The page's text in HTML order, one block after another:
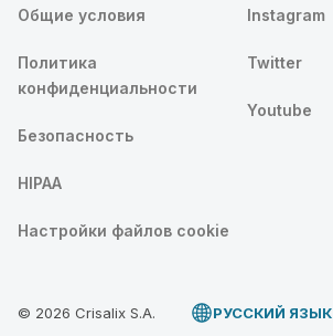
Общие условия
Политика
конфиденциальности
Безопасность
HIPAA
Настройки файлов cookie
Instagram
Twitter
Youtube
© 2026 Crisalix S.A. PУССКИЙ ЯЗЫК